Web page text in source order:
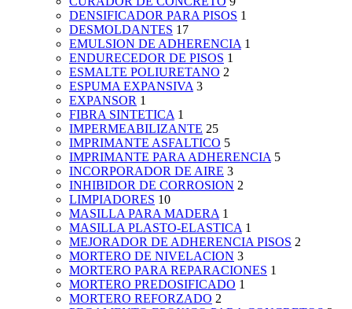
DENSIFICADOR PARA PISOS 1
DESMOLDANTES 17
EMULSION DE ADHERENCIA 1
ENDURECEDOR DE PISOS 1
ESMALTE POLIURETANO 2
ESPUMA EXPANSIVA 3
EXPANSOR 1
FIBRA SINTETICA 1
IMPERMEABILIZANTE 25
IMPRIMANTE ASFALTICO 5
IMPRIMANTE PARA ADHERENCIA 5
INCORPORADOR DE AIRE 3
INHIBIDOR DE CORROSION 2
LIMPIADORES 10
MASILLA PARA MADERA 1
MASILLA PLASTO-ELASTICA 1
MEJORADOR DE ADHERENCIA PISOS 2
MORTERO DE NIVELACION 3
MORTERO PARA REPARACIONES 1
MORTERO PREDOSIFICADO 1
MORTERO REFORZADO 2